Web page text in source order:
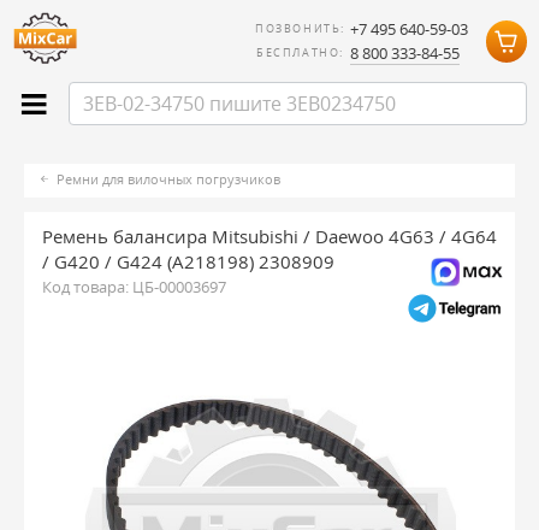
ПОЗВОНИТЬ: +7 495 640-59-03
БЕСПЛАТНО: 8 800 333-84-55
Ремни для вилочных погрузчиков
Ремень балансира Mitsubishi / Daewoo 4G63 / 4G64
/ G420 / G424 (A218198) 2308909
Код товара: ЦБ-00003697